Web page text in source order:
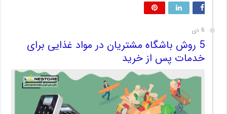
6 دی
5 روش باشگاه مشتریان در مواد غذایی برای
خدمات پس از خرید